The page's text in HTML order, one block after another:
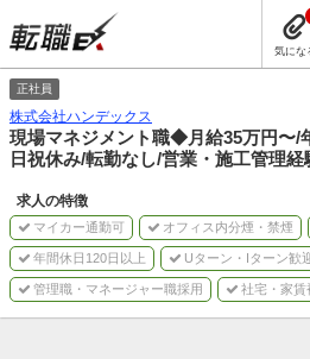
気にな
正社員
株式会社ハンデックス
現場マネジメント職◆月給35万円〜/
日祝休み/転勤なし/営業・施工管理
求人の特徴
マイカー通勤可 オフィス内分煙・禁煙
年間休日120日以上 Uターン・Iターン歓
管理職・マネージャー職採用 社宅・家賃